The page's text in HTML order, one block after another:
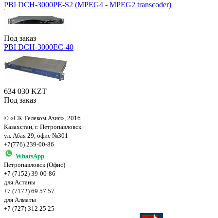
PBI DCH-3000PE-S2 (MPEG4 - MPEG2 transcoder)
Под заказ
PBI DCH-3000EC-40
634 030 KZT
Под заказ
© «СК Телеком Азия», 2016
Казахстан, г. Петропавловск
ул. Абая 29, офис №301
+7(776) 239-00-86
WhatsApp
Петропавловск (Офис)
+7 (7152) 39-00-86
для Астаны
+7 (7172) 69 57 57
для Алматы
+7 (727) 312 25 25